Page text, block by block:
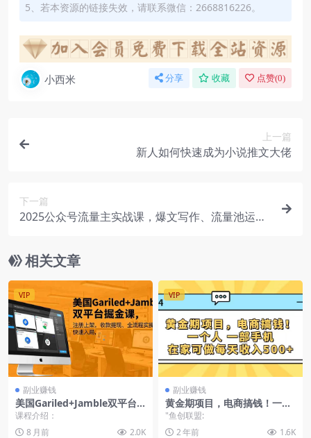
5、若本资源的链接失效，请联系微信：2668816226。
小西米 分享 收藏 点赞(0)
上一篇
新人如何快速成为小说推文大佬
下一篇
2025公众号流量主实战课，爆文写作、流量池运
相关文章
VIP
副业赚钱
美国Gariled+Jamble双平台
掘金课，注册上架、收款提
课程介绍：
8 月前
2.0K
VIP
副业赚钱
黄金期项目，电商搞钱！一个
人，一部手机，在家可做，每
"鱼创联盟:
2 年前
1.6K